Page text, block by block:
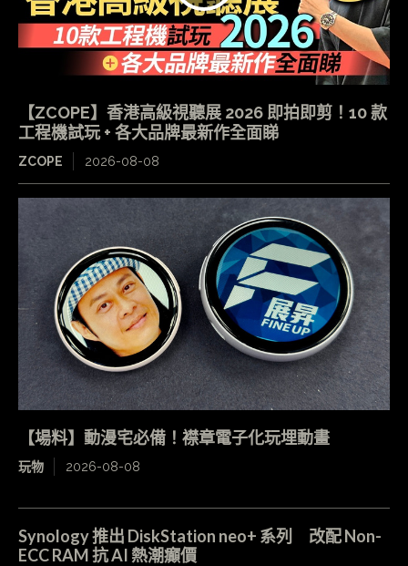
【ZCOPE】香港高級視聽展 2026 即拍即剪！10 款
工程機試玩 + 各大品牌最新作全面睇
ZCOPE 2026-08-08
【場料】動漫宅必備！襟章電子化玩埋動畫
玩物 2026-08-08
Synology 推出 DiskStation neo+ 系列 改配 Non-
ECC RAM 抗 AI 熱潮癲價